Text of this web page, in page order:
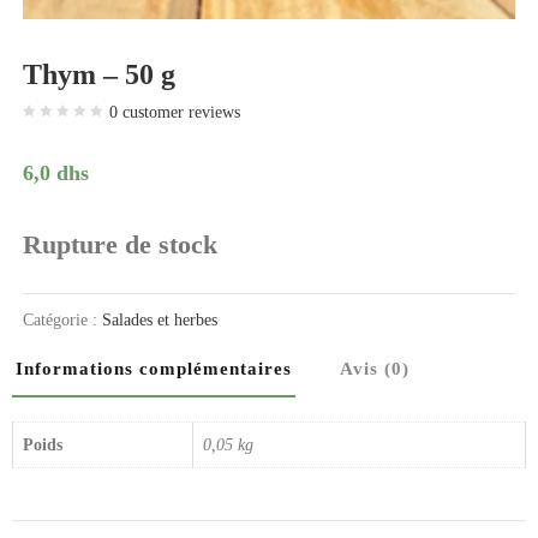
Thym – 50 g
0 customer reviews
6,0dhs
Rupture de stock
Catégorie : Salades et herbes
Informations complémentaires Avis (0)
Poids 0,05 kg